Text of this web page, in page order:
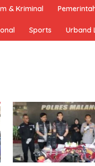
& Kriminal
Sports Urband